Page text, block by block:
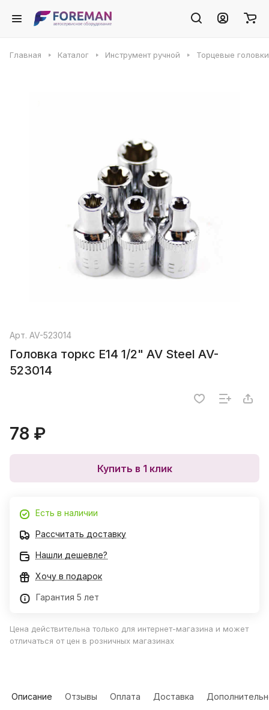
Главная Каталог Инструмент ручной Торцевые
Арт. AV-523014
Головка торкс E14 1/2" AV Steel AV-
523014
78 ₽
Купить в 1 клик
Есть в наличии
Рассчитать доставку
Нашли дешевле?
Хочу в подарок
Гарантия 5 лет
Цена действительна только для интернет-магазина и может
отличаться от цен в розничных магазинах
Описание Отзывы Оплата Доставка